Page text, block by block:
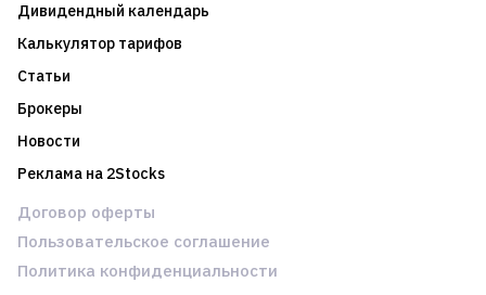
Дивидендный календарь
Калькулятор тарифов
Статьи
Брокеры
Новости
Реклама на 2Stocks
Договор оферты
Пользовательское соглашение
Политика конфиденциальности